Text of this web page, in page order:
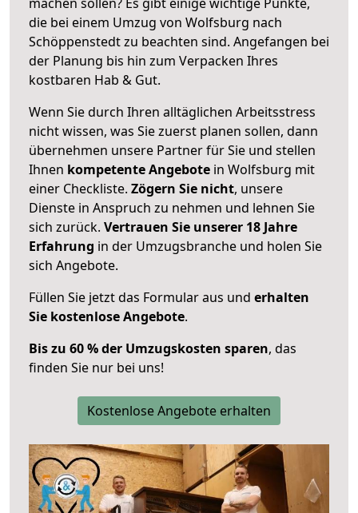
die bei einem Umzug von Wolfsburg nach
Schöppenstedt zu beachten sind. Angefangen bei
der Planung bis hin zum Verpacken Ihres
kostbaren Hab & Gut.
Wenn Sie durch Ihren alltäglichen Arbeitsstress
nicht wissen, was Sie zuerst planen sollen, dann
übernehmen unsere Partner für Sie und stellen
Ihnen kompetente Angebote in Wolfsburg mit
einer Checkliste. Zögern Sie nicht, unsere
Dienste in Anspruch zu nehmen und lehnen Sie
sich zurück. Vertrauen Sie unserer 18 Jahre
Erfahrung in der Umzugsbranche und holen Sie
sich Angebote.
Füllen Sie jetzt das Formular aus und erhalten
Sie kostenlose Angebote.
Bis zu 60 % der Umzugskosten sparen, das
finden Sie nur bei uns!
Kostenlose Angebote erhalten